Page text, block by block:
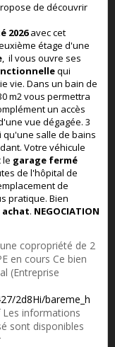
de découvrir
2026avec cet
étage d'une
, il vous ouvre ses
qui
vie. Dans un bain de
m2 vous permettra
un accès
vue dégagée. 3
salle de bains
Votre véhicule
le garage fermé
de l'hôpital de
de
pratique. Bien
achat. NEGOCIATION
copropriété de 2
en cours Ce bien
(Entreprise
2d8Hi/bareme_h
Les informations
sont disponibles